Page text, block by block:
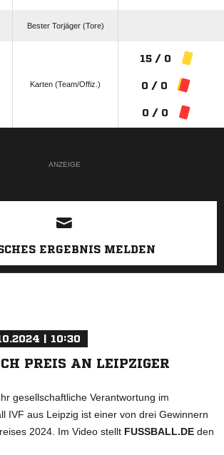
Bester Torjäger (Tore)
Karten (Team/Offiz.)
15 / 0
0 / 0
0 / 0
ANZEIGE
ERGEBNIS MELDEN
| 10:30
PREIS AN LEIPZIGER
gesellschaftliche Verantwortung im
IVF aus Leipzig ist einer von drei Gewinnern
2024. Im Video stellt FUSSBALL.DE den